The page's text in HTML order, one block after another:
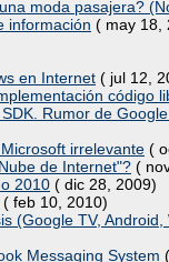
moda pasajera?
información ( may 18,
en Internet ( jul 12,
código
Rumor de
irrelevante (
de Internet"? (
2010 ( dic 28, 2009)
( feb 10, 2010)
(Google TV, Android,
Messaging System